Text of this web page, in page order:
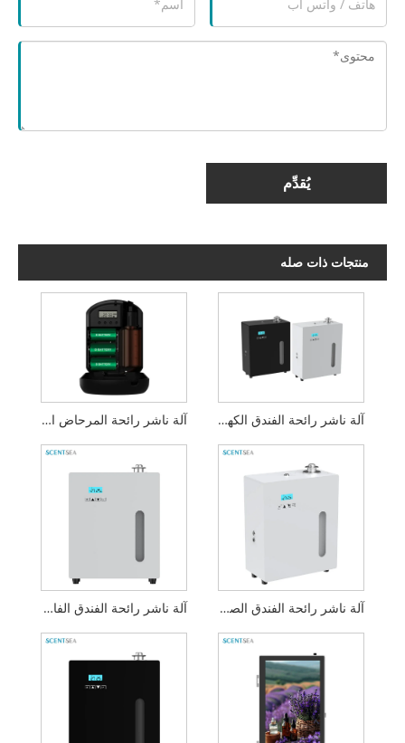
يُقدِّم
منتجات ذات صله
آلة ناشر رائحة المرحاض المثبتة على الحائط آلة ناشر رائحة الفندق الكهربائية T3
آلة ناشر رائحة الفندق الفاخر آلة ناشر رائحة الفندق الصغيرة